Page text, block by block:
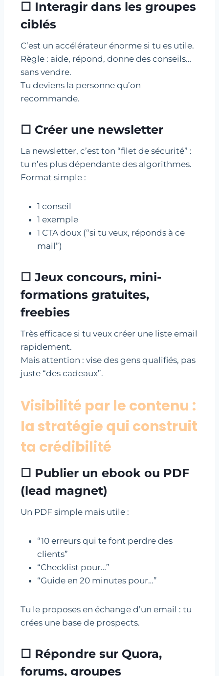
☐ Interagir dans les groupes
ciblés
C’est un accélérateur énorme si tu es utile.
Règle : aide, répond, donne des conseils…
sans vendre.
Tu deviens la personne qu’on
recommande.
☐ Créer une newsletter
La newsletter, c’est ton “filet de sécurité” :
tu n’es plus dépendante des algorithmes.
Format simple :
1 conseil
1 exemple
1 CTA doux (“si tu veux, réponds à ce
mail”)
☐ Jeux concours, mini-
formations gratuites,
freebies
Très efficace si tu veux créer une liste email
rapidement.
Mais attention : vise des gens qualifiés, pas
juste “des cadeaux”.
Visibilité par le contenu :
la stratégie qui construit
ta crédibilité
☐ Publier un ebook ou PDF
(lead magnet)
Un PDF simple mais utile :
“10 erreurs qui te font perdre des
clients”
“Checklist pour…”
“Guide en 20 minutes pour…”
Tu le proposes en échange d’un email : tu
crées une base de prospects.
☐ Répondre sur Quora,
forums, groupes